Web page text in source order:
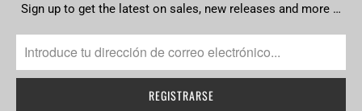
Sign up to get the latest on sales, new releases and more …